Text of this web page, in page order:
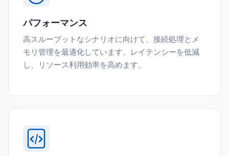
パフォーマンス
高スループットなシナリオに向けて、接続処理とメ
モリ管理を最適化しています。レイテンシーを低減
し、リソース利用効率を高めます。